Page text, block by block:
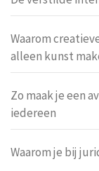
Waarom
alleen kunst
Zo maak je een
iedereen
Waarom je bij